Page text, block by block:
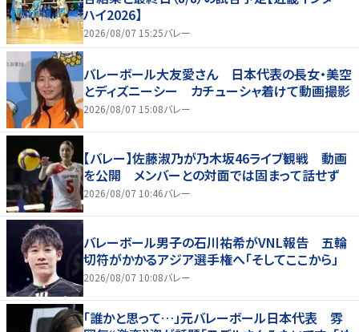
ハイ2026】
2026/08/07 15:25バレー
バレーボール大友愛さん 日本代表の長女・美空
とディズニーシー カチューシャ着けて動画撮影
2026/08/07 15:08バレー
【バレー】佐藤淑乃が乃木坂46ライブ観戦 動画
を公開 メンバーとの対面では固まって話せず
2026/08/07 10:46バレー
バレーボール男子の石川祐希がVNL報告 五輪
切符がかかるアジア選手権へ「そしてここから」
2026/08/07 10:08バレー
「誰かと思って…」元バレーボール日本代表 雰